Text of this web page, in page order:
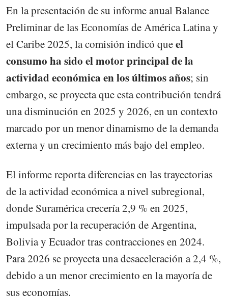
En la presentación de su informe anual Balance
Preliminar de las Economías de América Latina y
el Caribe 2025, la comisión indicó queel
consumo ha sido el motor principal de la
actividad económica en los últimos años; sin
embargo, se proyecta que esta contribución tendrá
una disminución en 2025 y 2026, en un contexto
marcado por un menor dinamismo de la demanda
externa y un crecimiento más bajo del empleo.
El informe reporta diferencias en las trayectorias
de la actividad económica a nivel subregional,
donde Suramérica crecería 2,9 % en 2025,
impulsada por la recuperación de Argentina,
Bolivia y Ecuador tras contracciones en 2024.
Para 2026 se proyecta una desaceleración a 2,4 %,
debido a un menor crecimiento en la mayoría de
sus economías.